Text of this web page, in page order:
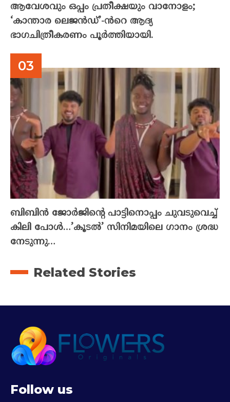
ആവേശവും ഒപ്പം പ്രതീക്ഷയും വാനോളം;
‘കാന്താര ലെജൻഡ്’-ൻറെ ആദ്യ
ഭാഗചിത്രീകരണം പൂർത്തിയായി.
ബിബിൻ ജോർജിന്റെ പാട്ടിനൊപ്പം ചുവടുവെച്ച്
കിലി പോൾ…’കൂടൽ’ സിനിമയിലെ ഗാനം ശ്രദ്ധ
നേടുന്നു…
Related Stories
Follow us